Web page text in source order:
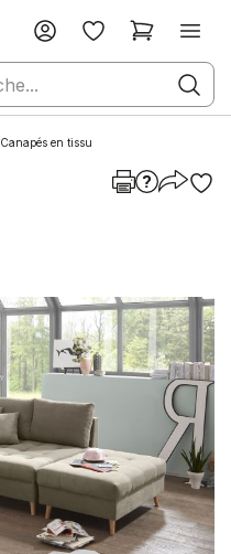
Canapés en tissu